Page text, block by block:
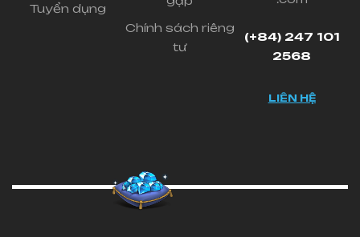
Tuyển dụng
Chính sách riêng
tư
(+84) 247 101
2568
LIÊN HỆ